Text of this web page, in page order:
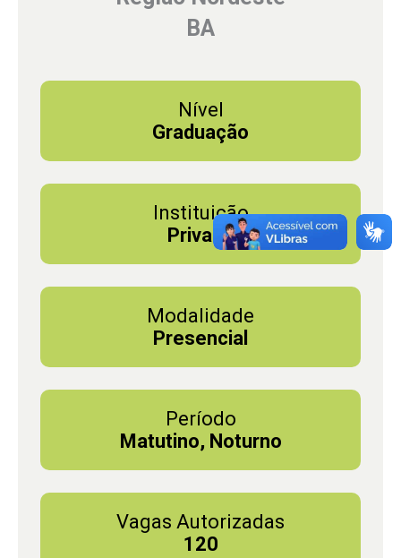
BA
Nível
Graduação
Instituição
Privada
Modalidade
Presencial
Período
Matutino, Noturno
Vagas Autorizadas
120